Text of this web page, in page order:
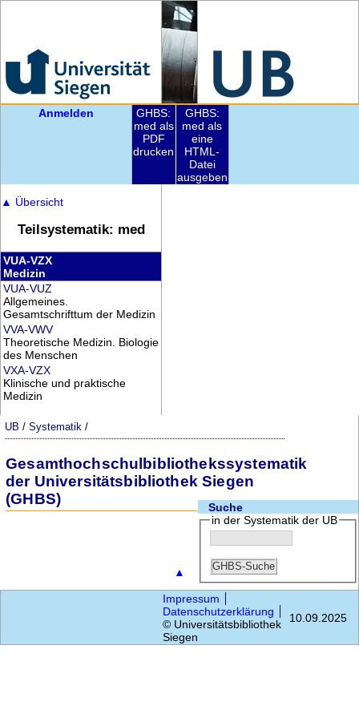
Anmelden
GHBS:
med als
PDF
drucken
GHBS:
med als
eine
HTML-
Datei
ausgeben
▲ Übersicht
Teilsystematik: med
VUA-VZX
Medizin
VUA-VUZ
Allgemeines.
Gesamtschrifttum der Medizin
VVA-VWV
Theoretische Medizin. Biologie
des Menschen
VXA-VZX
Klinische und praktische
Medizin
UB /Systematik /
Gesamthochschulbibliothekssystematik
der Universitätsbibliothek Siegen
(GHBS)
Suche
in der Systematik der UB
Impressum
Datenschutzerklärung
© Universitätsbibliothek
Siegen
10.09.2025
▲